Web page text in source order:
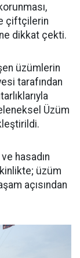
çiftçilerin
dikkat çekti.
üzümlerin
tarafından
Üzüm
hasadın
üzüm
açısından